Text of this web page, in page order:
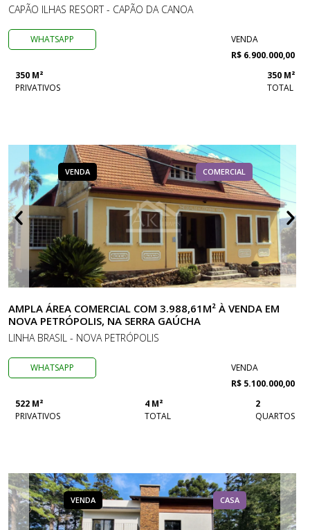
CAPÃO ILHAS RESORT - CAPÃO DA CANOA
WHATSAPP
VENDA
R$ 6.900.000,00
350 M²
PRIVATIVOS
350 M²
TOTAL
VENDA COMERCIAL
AMPLA ÁREA COMERCIAL COM 3.988,61M² À VENDA EM
NOVA PETRÓPOLIS, NA SERRA GAÚCHA
LINHA BRASIL - NOVA PETRÓPOLIS
WHATSAPP
VENDA
R$ 5.100.000,00
522 M²
PRIVATIVOS
4 M²
TOTAL
2
QUARTOS
VENDA CASA